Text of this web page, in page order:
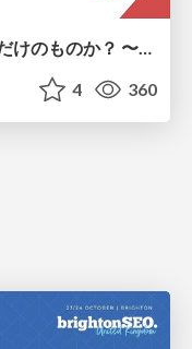
AI Engineeringは、AIプロダクトだけのものか？ 〜AIがソフトウェアを作る時代の新しい当たり前〜 / No AI in your product. AI Engineering in your development.
4 360